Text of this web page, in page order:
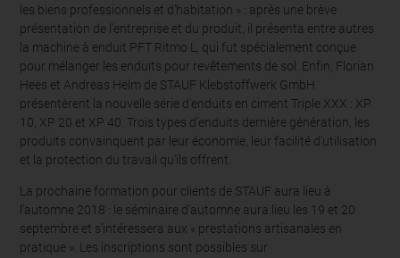
les biens professionnels et d’habitation » : après une brève
présentation de l’entreprise et du produit, il présenta entre autres
la machine à enduit PFT Ritmo L, qui fut spécialement conçue
pour mélanger les enduits pour revêtements de sol. Enfin, Florian
Hees et Andreas Helm de STAUF Klebstoffwerk GmbH
présentèrent la nouvelle série d’enduits en ciment Triple XXX : XP
10, XP 20 et XP 40. Trois types d’enduits dernière génération, les
produits convainquent par leur économie, leur facilité d’utilisation
et la protection du travail qu’ils offrent.
La prochaine formation pour clients de STAUF aura lieu à
l’automne 2018 : le séminaire d'automne aura lieu les 19 et 20
septembre et s’intéressera aux « prestations artisanales en
pratique ». Les inscriptions sont possibles sur